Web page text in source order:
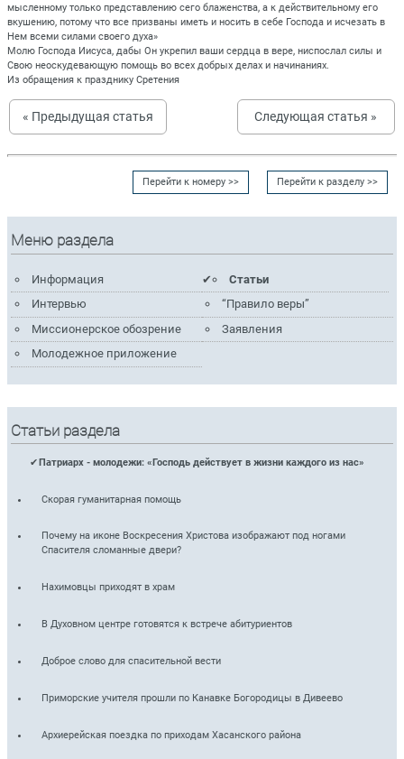
мысленному только представлению сего блаженства, а к действительному его
вкушению, потому что все призваны иметь и носить в себе Господа и исчезать в
Нем всеми силами своего духа»
Молю Господа Иисуса, дабы Он укрепил ваши сердца в вере, ниспослал силы и
Свою неоскудевающую помощь во всех добрых делах и начинаниях.
Из обращения к празднику Сретения
« Предыдущая статья Следующая статья »
Перейти к разделу >>
Перейти к номеру >>
Меню раздела
Информация
Статьи
Интервью
“Правило веры”
Миссионерское обозрение
Заявления
Молодежное приложение
Статьи раздела
Патриарх - молодежи: «Господь действует в жизни каждого из нас»
Скорая гуманитарная помощь
Почему на иконе Воскресения Христова изображают под ногами
Спасителя сломанные двери?
Нахимовцы приходят в храм
В Духовном центре готовятся к встрече абитуриентов
Доброе слово для спасительной вести
Приморские учителя прошли по Канавке Богородицы в Дивеево
Архиерейская поездка по приходам Хасанского района